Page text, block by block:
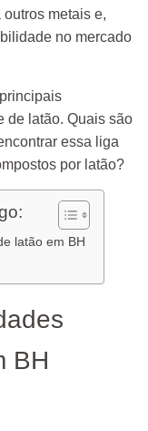
metais e,
no mercado
de latão. Quais são
essa liga
por latão?
latão em BH
BH